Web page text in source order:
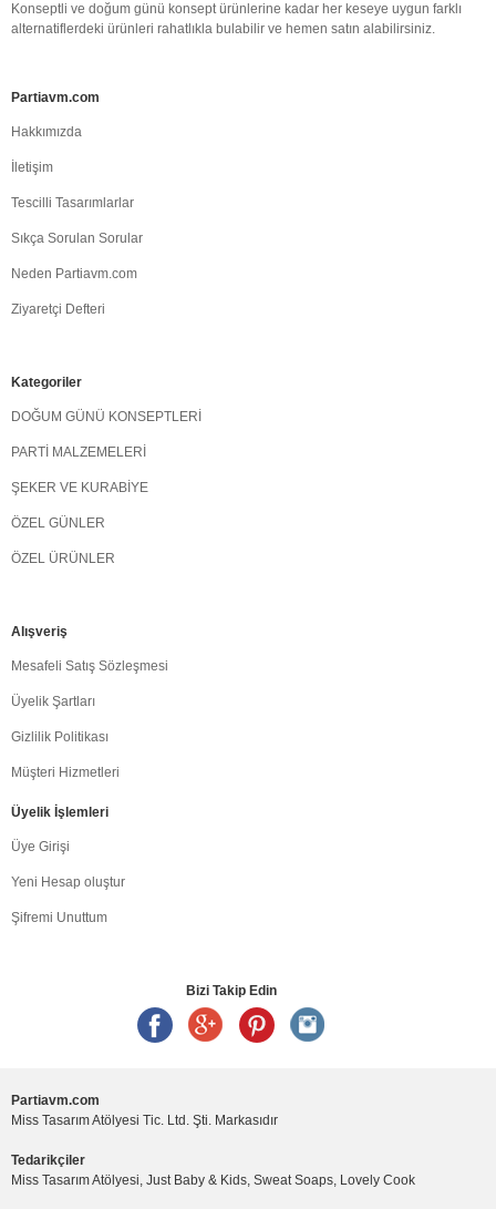
Konseptli ve doğum günü konsept ürünlerine kadar her keseye uygun farklı
alternatiflerdeki ürünleri rahatlıkla bulabilir ve hemen satın alabilirsiniz.
Partiavm.com
Hakkımızda
İletişim
Tescilli Tasarımlarlar
Sıkça Sorulan Sorular
Neden Partiavm.com
Ziyaretçi Defteri
Kategoriler
DOĞUM GÜNÜ KONSEPTLERİ
PARTİ MALZEMELERİ
ŞEKER VE KURABİYE
ÖZEL GÜNLER
ÖZEL ÜRÜNLER
Alışveriş
Mesafeli Satış Sözleşmesi
Üyelik Şartları
Gizlilik Politikası
Müşteri Hizmetleri
Üyelik İşlemleri
Üye Girişi
Yeni Hesap oluştur
Şifremi Unuttum
Bizi Takip Edin
Partiavm.com
Miss Tasarım Atölyesi Tic. Ltd. Şti. Markasıdır
Tedarikçiler
Miss Tasarım Atölyesi, Just Baby & Kids, Sweat Soaps, Lovely Cook